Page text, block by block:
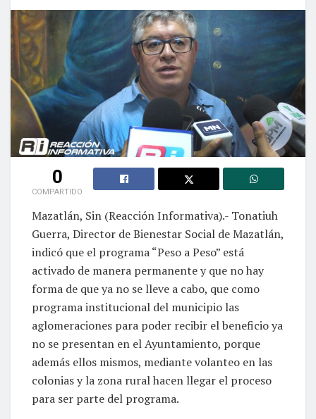
0
COMPARTIDO
Mazatlán, Sin (Reacción Informativa).- Tonatiuh
Guerra, Director de Bienestar Social de Mazatlán,
indicó que el programa “Peso a Peso” está
activado de manera permanente y que no hay
forma de que ya no se lleve a cabo, que como
programa institucional del municipio las
aglomeraciones para poder recibir el beneficio ya
no se presentan en el Ayuntamiento, porque
además ellos mismos, mediante volanteo en las
colonias y la zona rural hacen llegar el proceso
para ser parte del programa.